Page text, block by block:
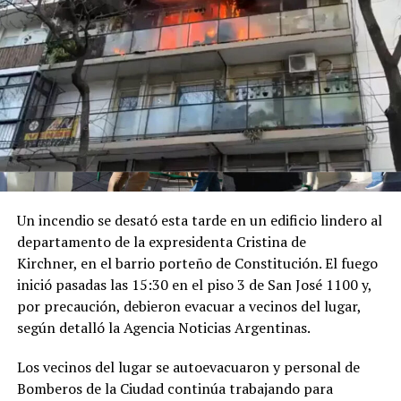
el Doctorado Honoris Causa otorgado por la Universidad
Santiago de Cali, en la sede de la Cámara de Comercio de
Cali.
Luego tuvo lugar el encuentro de Milei con el Rey de
España, del que participaron Karina Milei y Quirno. "Su
Majestad, que placer verlo", lo saludó el mandatario
argentino en las imágenes que difundió Presidencia.
ceremonia de juramentación y toma de posesión del
presidente colombiano electo.
Finalmente, a la madrugada de la Argentina, partía el
vuelo presidencial desde Santiago de Cali con destino a
Buenos Aires.
Un incendio se desató esta tarde en un edificio lindero al
departamento de la expresidenta Cristina de
Kirchner, en el barrio porteño de Constitución. El fuego
inició pasadas las 15:30 en el piso 3 de San José 1100 y,
por precaución, debieron evacuar a vecinos del lugar,
según detalló la Agencia Noticias Argentinas.
Los vecinos del lugar se autoevacuaron y personal de
Bomberos de la Ciudad continúa trabajando para